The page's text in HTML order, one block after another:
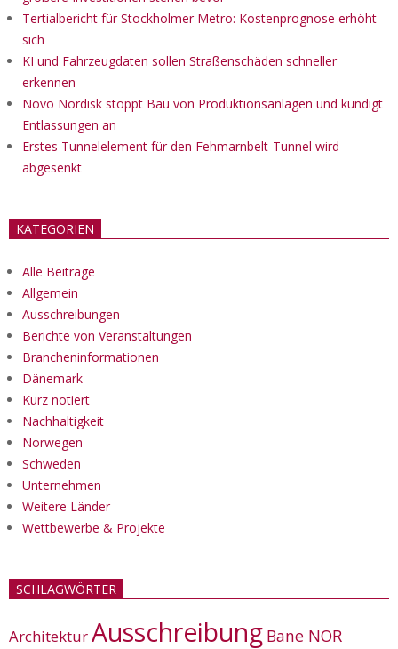
Tertialbericht für Stockholmer Metro: Kostenprognose erhöht
sich
KI und Fahrzeugdaten sollen Straßenschäden schneller
erkennen
Novo Nordisk stoppt Bau von Produktionsanlagen und kündigt
Entlassungen an
Erstes Tunnelelement für den Fehmarnbelt-Tunnel wird
abgesenkt
KATEGORIEN
Alle Beiträge
Allgemein
Ausschreibungen
Berichte von Veranstaltungen
Brancheninformationen
Dänemark
Kurz notiert
Nachhaltigkeit
Norwegen
Schweden
Unternehmen
Weitere Länder
Wettbewerbe & Projekte
SCHLAGWÖRTER
ArchitekturAusschreibung Bane NOR